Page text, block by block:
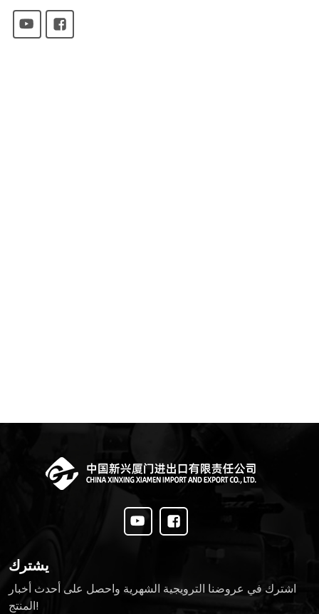
يشترك
اشترك في عروضنا الترويجية الشهرية واحصل على أحدث أخبار
المنتج!